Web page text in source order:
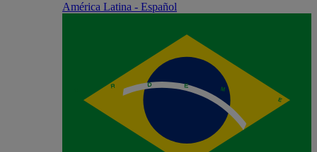
América Latina - Español